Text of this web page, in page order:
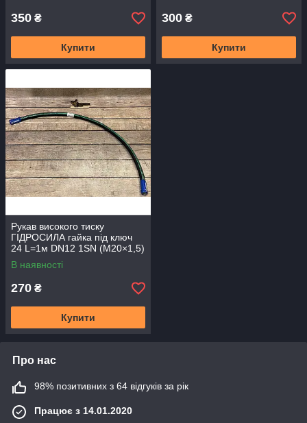
350 ₴
Купити
300 ₴
Купити
Рукав високого тиску
ГІДРОСИЛА гайка під ключ
24 L=1м DN12 1SN (М20×1,5)
В наявності
270 ₴
Купити
Про нас
98% позитивних з 64 відгуків за рік
Працює з 14.01.2020